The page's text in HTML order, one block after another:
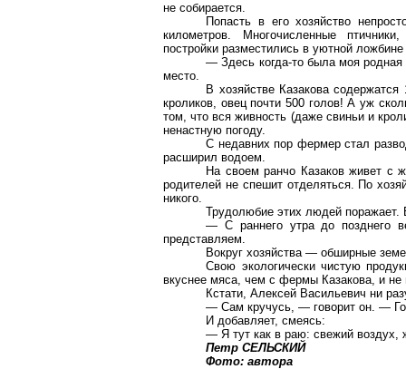
не собирается.
Попасть в его хозяйство
километров. Многочисленные
постройки разместились в уютной
— Здесь когда-то была моя
место.
В хозяйстве Казакова
кроликов, овец почти 500 голов! Ауж
том, что вся живность (даже свиньи и
ненастную погоду.
С недавних пор фермер стал
расширил водоем.
На своем ранчо Казаков живет с
родителей не спешит отделяться. По
никого.
Трудолюбие этих людей поражает.
— С раннего утра до позднего
представляем.
Вокруг хозяйства — обширные
Свою экологически чистую
вкуснее мяса, чем с фермы Казакова, и не
Кстати, Алексей Васильевич ни
— Сам кручусь, — говорит он. —
И добавляет, смеясь:
— Я тут как в раю: свежий воздух,
Петр СЕЛЬСКИЙ
Фото: автора